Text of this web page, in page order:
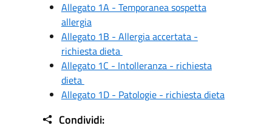
Allegato 1A - Temporanea sospetta
allergia
Allegato 1B - Allergia accertata -
richiesta dieta
Allegato 1C - Intolleranza - richiesta
dieta
Allegato 1D - Patologie - richiesta dieta
Condividi: